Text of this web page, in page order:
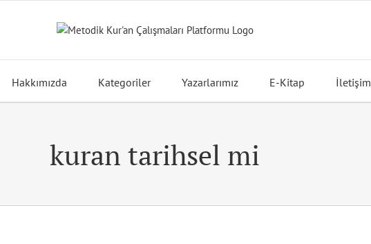
Hakkımızda Kategoriler Yazarlarımız E-Kitap İletişim
kuran tarihsel mi